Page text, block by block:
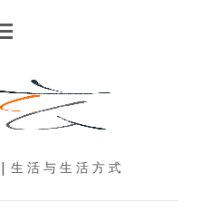
生 活 与 生 活 方 式